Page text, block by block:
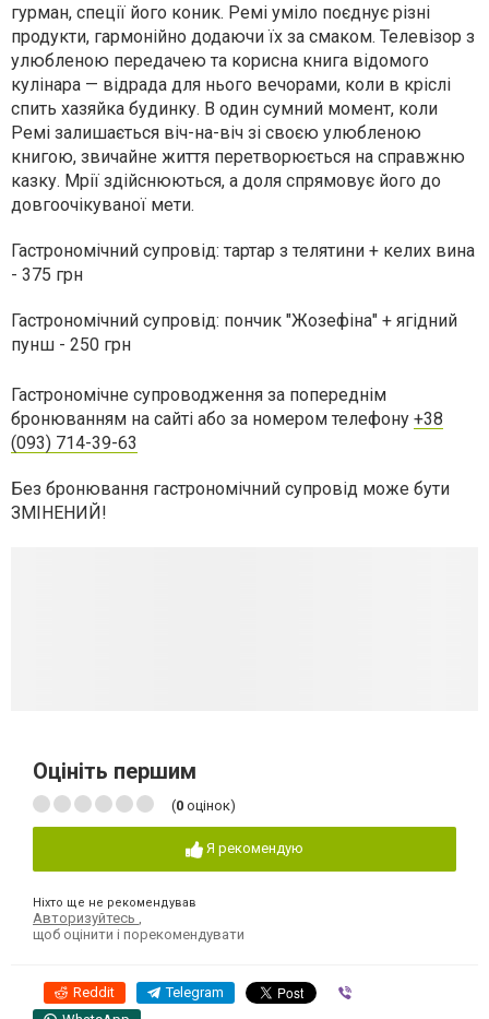
гурман, спеції його коник. Ремі уміло поєднує різні
продукти, гармонійно додаючи їх за смаком. Телевізор з
улюбленою передачею та корисна книга відомого
кулінара — відрада для нього вечорами, коли в кріслі
спить хазяйка будинку. В один сумний момент, коли
Ремі залишається віч-на-віч зі своєю улюбленою
книгою, звичайне життя перетворюється на справжню
казку. Мрії здійснюються, а доля спрямовує його до
довгоочікуваної мети.
Гастрономічний супровід: тартар з телятини + келих вина
- 375 грн
Гастрономічний супровід: пончик "Жозефіна" + ягідний
пунш - 250 грн
Гастрономічне супроводження за попереднім
бронюванням на сайті або за номером телефону +38
(093) 714-39-63
Без бронювання гастрономічний супровід може бути
ЗМІНЕНИЙ!
Оцініть першим
(0 оцінок)
Я рекомендую
Ніхто ще не рекомендував
Авторизуйтесь
щоб оцінити і порекомендувати
Reddit Telegram